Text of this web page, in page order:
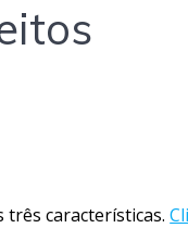
três características.